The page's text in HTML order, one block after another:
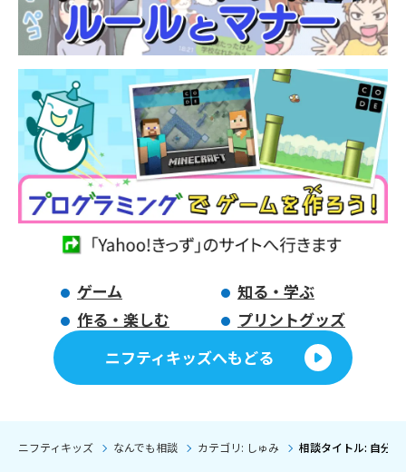
ゲーム
知る・学ぶ
作る・楽しむ
プリントグッズ
ニフティキッズへもどる
ニフティキッズ なんでも相談 カテゴリ: しゅみ 相談タイトル: 自分の